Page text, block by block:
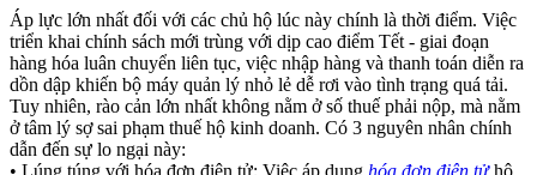
Áp lực lớn nhất đối với các chủ hộ lúc này chính là thời điểm. Việc
triển khai chính sách mới trùng với dịp cao điểm Tết - giai đoạn
hàng hóa luân chuyển liên tục, việc nhập hàng và thanh toán diễn ra
dồn dập khiến bộ máy quản lý nhỏ lẻ dễ rơi vào tình trạng quá tải.
Tuy nhiên, rào cản lớn nhất không nằm ở số thuế phải nộp, mà nằm
ở tâm lý sợ sai phạm thuế hộ kinh doanh. Có 3 nguyên nhân chính
dẫn đến sự lo ngại này: